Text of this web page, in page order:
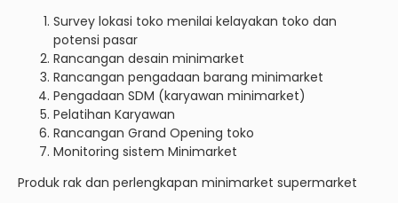
Survey lokasi toko menilai kelayakan toko dan
potensi pasar
Rancangan desain minimarket
Rancangan pengadaan barang minimarket
Pengadaan SDM (karyawan minimarket)
Pelatihan Karyawan
Rancangan Grand Opening toko
Monitoring sistem Minimarket
Produk rak dan perlengkapan minimarket supermarket